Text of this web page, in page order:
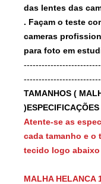
das lentes das
. Façam o teste
cameras
para foto em
TAMANHOS (
)ESPECIFICAÇÕES
Atente-se as
cada tamanho e o
tecido logo abaixo
MALHA HELANCA